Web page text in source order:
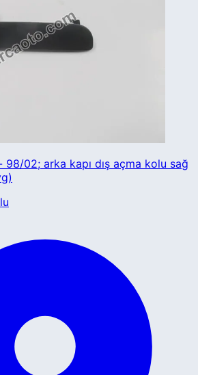
98/02; arka kapı dış açma kolu sağ